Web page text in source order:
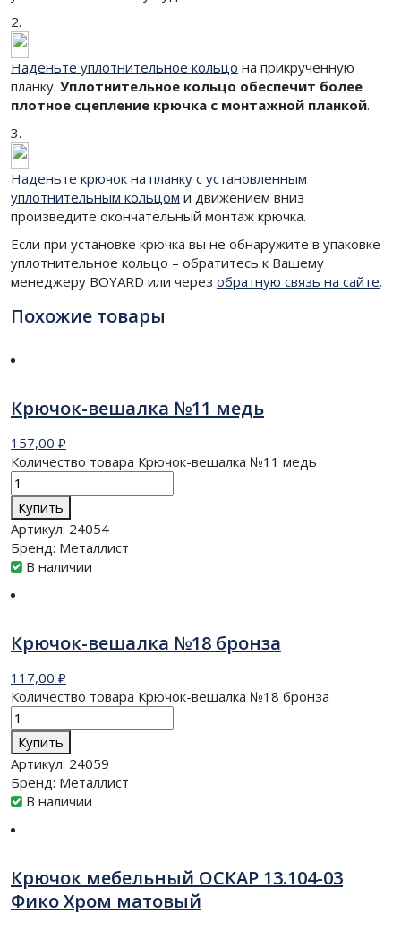
2.
Наденьте уплотнительное кольцо на прикрученную
планку. Уплотнительное кольцо обеспечит более
плотное сцепление крючка с монтажной планкой.
3.
Наденьте крючок на планку с установленным
уплотнительным кольцом и движением вниз
произведите окончательный монтаж крючка.
Если при установке крючка вы не обнаружите в упаковке
уплотнительное кольцо – обратитесь к Вашему
менеджеру BOYARD или через обратную связь на сайте.
Похожие товары
Крючок-вешалка №11 медь
157,00 ₽
Количество товара Крючок-вешалка №11 медь
Купить
Артикул: 24054
Бренд: Металлист
В наличии
Крючок-вешалка №18 бронза
117,00 ₽
Количество товара Крючок-вешалка №18 бронза
Купить
Артикул: 24059
Бренд: Металлист
В наличии
Крючок мебельный ОСКАР 13.104-03
Фико Хром матовый